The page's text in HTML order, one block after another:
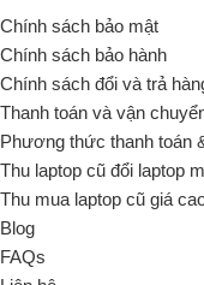
Chính sách bảo mật
Chính sách bảo hành
Chính sách đổi và trả
Thanh toán và vận
Phương thức thanh toán
Thu laptop cũ đổi laptop
Thu mua laptop cũ giá
Blog
FAQs